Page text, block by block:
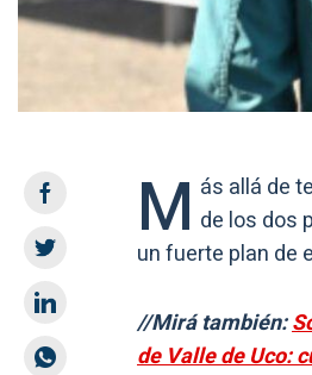
M ás allá de
de los dos
un fuerte plan de
//Mirá también:
de Valle de Uco: